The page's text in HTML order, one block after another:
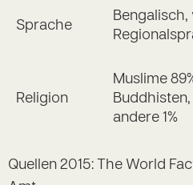
Sprache
Religion
Muslime
andere 1%
Quellen 2015: The World